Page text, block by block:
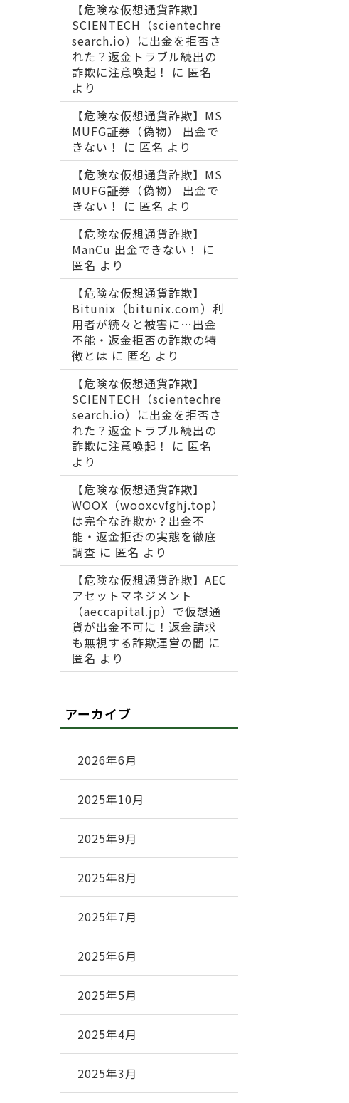
【危険な仮想通貨詐欺】
SCIENTECH（scientechre
search.io）に出金を拒否さ
れた？返金トラブル続出の
詐欺に注意喚起！
に 匿名
より
【危険な仮想通貨詐欺】MS
MUFG証券（偽物） 出金で
きない！
に 匿名 より
【危険な仮想通貨詐欺】MS
MUFG証券（偽物） 出金で
きない！
に 匿名 より
【危険な仮想通貨詐欺】
ManCu 出金できない！
に
匿名 より
【危険な仮想通貨詐欺】
Bitunix（bitunix.com）利
用者が続々と被害に…出金
不能・返金拒否の詐欺の特
徴とは に 匿名 より
【危険な仮想通貨詐欺】
SCIENTECH（scientechre
search.io）に出金を拒否さ
れた？返金トラブル続出の
詐欺に注意喚起！
に 匿名
より
【危険な仮想通貨詐欺】
WOOX（wooxcvfghj.top）
は完全な詐欺か？出金不
能・返金拒否の実態を徹底
調査 に 匿名 より
【危険な仮想通貨詐欺】AEC
アセットマネジメント
（aeccapital.jp）で仮想通
貨が出金不可に！返金請求
も無視する詐欺運営の闇 に
匿名 より
アーカイブ
2026年6月
2025年10月
2025年9月
2025年8月
2025年7月
2025年6月
2025年5月
2025年4月
2025年3月